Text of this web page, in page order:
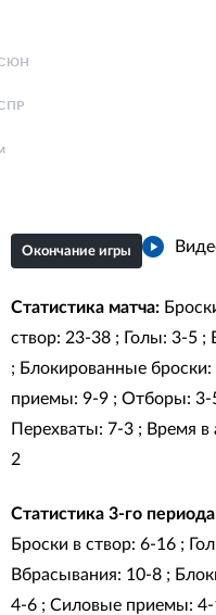
СЮН
Окончание игры
Статистика матча:
створ: 23-38 ; Голы: 3-5 ;
; Блокированные
приемы: 9-9 ; Отборы: 3-
Перехваты: 7-3 ; Время
2
Статистика 3-го
Броски в створ: 6-16 ;
Вбрасывания: 10-8 ;
4-6 ; Силовые приемы: